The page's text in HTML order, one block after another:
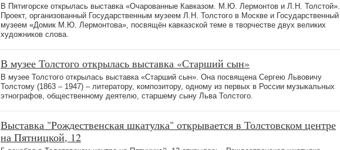
В Пятигорске открылась выставка «Очарованные Кавказом. М.Ю. Лермонтов и Л.Н. Толстой».
Проект, организованный Государственным музеем Л.Н. Толстого в Москве и Государственный
музеем «Домик М.Ю. Лермонтова», посвящён кавказской теме в творчестве двух великих
художников слова.
В музее Толстого открылась выставка «Старший сын»
В музее Толстого открылась выставка «Старший сын». Она посвящена Сергею Львовичу
Толстому (1863 – 1947) – литератору, композитору, одному из первых в России музыкальных
этнографов, общественному деятелю, старшему сыну Льва Толстого.
Выставка "Рождественская шкатулка" открывается в Толстовском центре
на Пятницкой, 12